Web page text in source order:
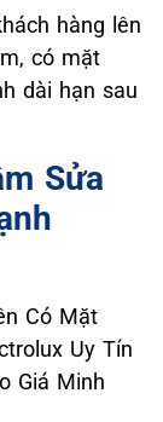
hàng lên
có mặt
dài hạn sau
Sửa
Có Mặt
Uy Tín
Giá Minh